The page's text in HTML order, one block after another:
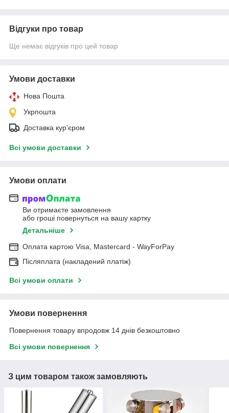
Відгуки про товар
Ще немає відгуків про цей товар
Умови доставки
Нова Пошта
Укрпошта
Доставка кур'єром
Всі умови доставки
Умови оплати
Ви отримаєте замовлення
або гроші повернуться на вашу картку
Детальніше
Оплата картою Visa, Mastercard - WayForPay
Післяплата (накладений платіж)
Всі умови оплати
Умови повернення
Повернення товару впродовж 14 днів безкоштовно
Всі умови повернення
З цим товаром також замовляють